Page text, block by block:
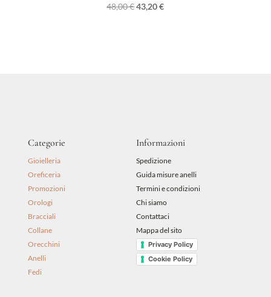
48,00€Il
43,20€Il
Categorie
Gioielleria
Oreficeria
Promozioni
Orologi
Bracciali
Collane
Orecchini
Anelli
Fedi
Informazioni
Spedizione
Guida misure anelli
Termini e condizioni
Chi siamo
Contattaci
Mappa del sito
Privacy Policy
Cookie Policy